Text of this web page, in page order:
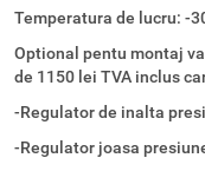
Temperatura de lucru: -
Optional pentu montaj
de 1150 lei TVA inclus
-Regulator de inalta
-Regulator joasa